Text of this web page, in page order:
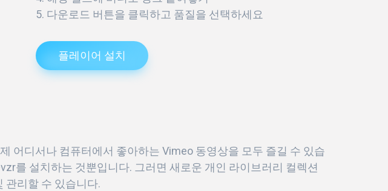
다운로드 버튼을 클릭하고 품질을 선택하세요
플레이어 설치
어디서나 컴퓨터에서 좋아하는 Vimeo 동영상을 모두 즐길 수 있습
를 설치하는 것뿐입니다. 그러면 새로운 개인 라이브러리 컬렉션
관리할 수 있습니다.